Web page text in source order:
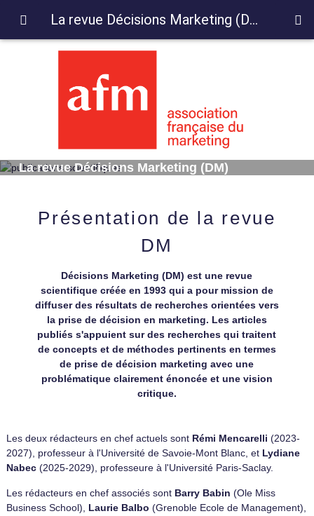
La revue Décisions Marketing (DM)
Présentation de la revue
DM
Décisions Marketing (DM) est une revue
scientifique créée en 1993 qui a pour mission de
diffuser des résultats de recherches orientées vers
la prise de décision en marketing. Les articles
publiés s'appuient sur des recherches qui traitent
de concepts et de méthodes pertinents en termes
de prise de décision marketing avec une
problématique clairement énoncée et une vision
critique.
Les deux rédacteurs en chef actuels sont Rémi Mencarelli (2023-
2027), professeur à l'Université de Savoie-Mont Blanc, et Lydiane
Nabec(2025-2029), professeure à l'Université Paris-Saclay.
Les rédacteurs en chef associés sont Barry Babin (Ole Miss
Business School), Laurie Balbo (Grenoble Ecole de Management),
La revue Décisions Marketing (DM)